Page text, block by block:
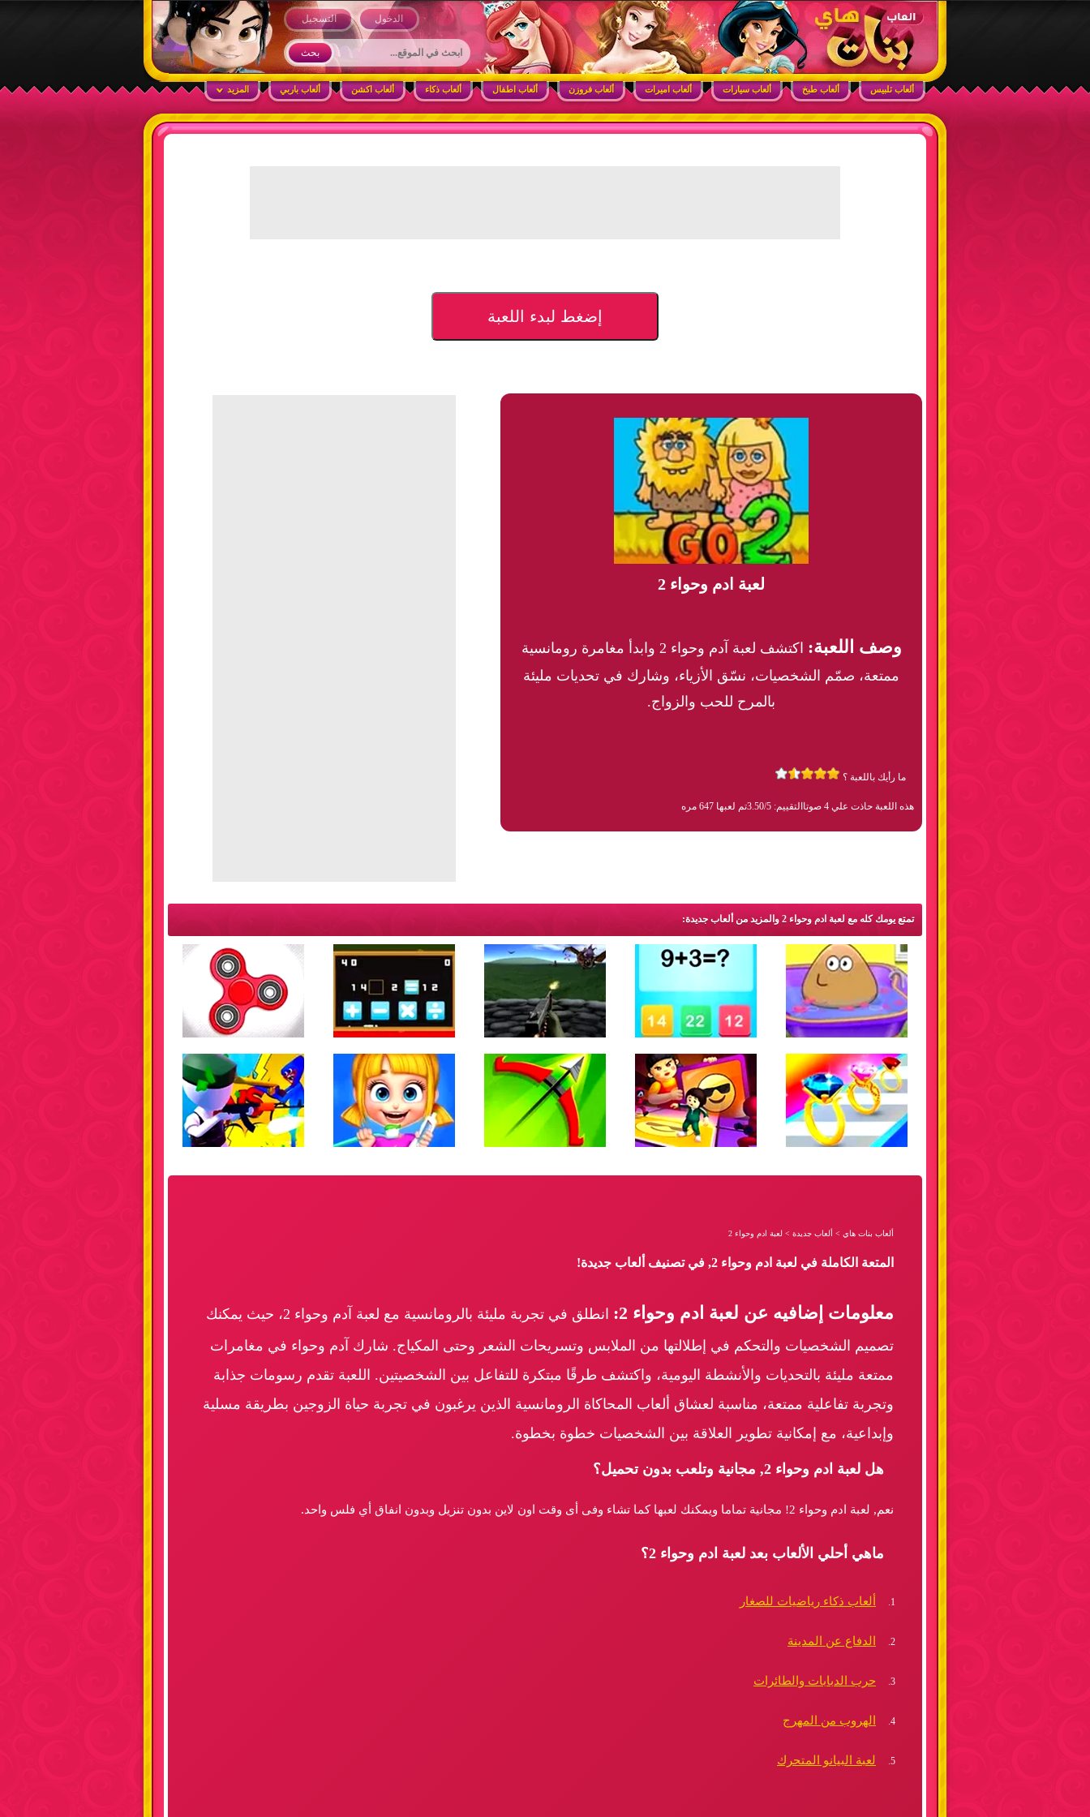
ألعاب بنات هاي – أفضل ألعاب تلبيس، مكياج، طبخ وأنشطة ممتعة للبنات
ابحث في الموقع
التسجيل
الدخول
ألعاب تلبيس ألعاب طبخ ألعاب سيارات ألعاب اميرات ألعاب فروزن ألعاب اطفال ألعاب ذكاء ألعاب اكشن ألعاب باربي المزيد
إضغط لبدء اللعبة
لعبة ادم وحواء 2
وصف اللعبة:
اكتشف لعبة آدم وحواء 2 وابدأ مغامرة رومانسية
ممتعة، صمّم الشخصيات، نسّق الأزياء، وشارك في تحديات مليئة
بالمرح للحب والزواج.
ما رأيك باللعبة ؟
هذه اللعبة حاذت علي 4 صوتا التقييم: 3.50/5 تم لعبها 647 مره
تمتع يومك كله مع لعبة ادم وحواء 2 والمزيد من ألعاب جديدة:
ألعاب بنات هاي > ألعاب جديدة > لعبة ادم وحواء 2
المتعة الكاملة في لعبة ادم وحواء 2, في تصنيف ألعاب جديدة!
معلومات إضافيه عن لعبة ادم وحواء 2:
انطلق في تجربة مليئة بالرومانسية مع لعبة آدم وحواء 2، حيث يمكنك
تصميم الشخصيات والتحكم في إطلالتها من الملابس وتسريحات الشعر وحتى المكياج. شارك آدم وحواء في مغامرات
ممتعة مليئة بالتحديات والأنشطة اليومية، واكتشف طرقًا مبتكرة للتفاعل بين الشخصيتين. اللعبة تقدم رسومات جذابة
وتجربة تفاعلية ممتعة، مناسبة لعشاق ألعاب المحاكاة الرومانسية الذين يرغبون في تجربة حياة الزوجين بطريقة مسلية
وإبداعية، مع إمكانية تطوير العلاقة بين الشخصيات خطوة بخطوة.
هل لعبة ادم وحواء 2, مجانية وتلعب بدون تحميل؟
نعم, لعبة ادم وحواء 2! مجانية تماما ويمكنك لعبها كما تشاء وفى أى وقت اون لاين بدون تنزيل وبدون انفاق أي فلس واحد.
ماهي أحلي الألعاب بعد لعبة ادم وحواء 2؟
ألعاب ذكاء رياضيات للصغار
الدفاع عن المدينة
حرب الدبابات والطائرات
الهروب من المهرج
لعبة البيانو المتحرك